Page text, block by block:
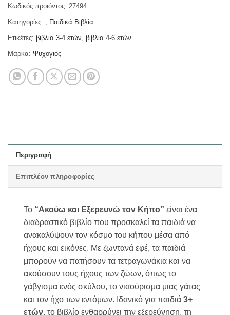
Κωδικός προϊόντος: 27494
Κατηγορίες: Παιδικά Βιβλία
Ετικέτες: βιβλία 3-4 ετών βιβλία 4-6 ετών
Μάρκα: Ψυχογιός
Περιγραφή
Επιπλέον πληροφορίες
Το “Ακούω και Εξερευνώ τον Κήπο” είναι ένα
διαδραστικό βιβλίο που προσκαλεί τα παιδιά να
ανακαλύψουν τον κόσμο του κήπου μέσα από
ήχους και εικόνες. Με ζωντανά εφέ, τα παιδιά
μπορούν να πατήσουν τα τετραγωνάκια και να
ακούσουν τους ήχους των ζώων, όπως το
γάβγισμα ενός σκύλου, το νιαούρισμα μιας γάτας
και τον ήχο των εντόμων. Ιδανικό για παιδιά 3+
ετών, το βιβλίο ενθαρρύνει την εξερεύνηση, τη